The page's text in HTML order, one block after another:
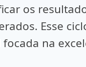
os
Esse
na